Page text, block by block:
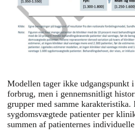
Modellen tager ikke udgangspunkt
forbrug, men i gennemsnitligt
grupper med samme karakteristika.
sygdomsvægtede patienter per
summen af patienternes